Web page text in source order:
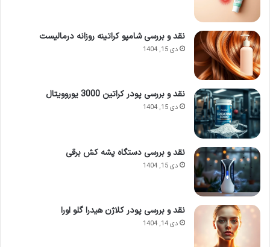
مشخصه
توضیحات
برند
انجی هات (Angi Hot)
مدل
لئوپارد (Leopard)
کشور سازنده
ترکیه
حجم
۵۰ میلی لیتر
جنسیت
زنانه
غلظت
ادوپرفیوم (Eau de Parfum – EDP)
طبع رایحه
شیرین و ملایم
گروه بویایی
میوه ای، گلی
فصل مناسب
چهار فصل (با تأکید بر بهار و پاییز)
نقد و بررسی شامپو کراتینه روزانه درمالیست
دی 15, 1404
نقد و بررسی پودر کراتین 3000 یوروویتال
دی 15, 1404
نقد و بررسی دستگاه پشه کش برقی
دی 15, 1404
نقد و بررسی پودر کلاژن هیدرا گلو اورا
دی 14, 1404